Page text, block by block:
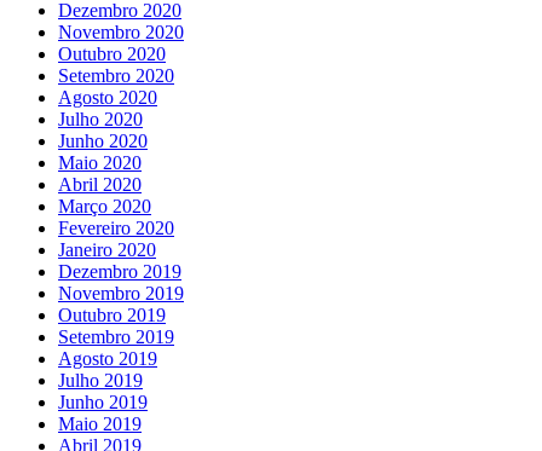
Dezembro 2020
Novembro 2020
Outubro 2020
Setembro 2020
Agosto 2020
Julho 2020
Junho 2020
Maio 2020
Abril 2020
Março 2020
Fevereiro 2020
Janeiro 2020
Dezembro 2019
Novembro 2019
Outubro 2019
Setembro 2019
Agosto 2019
Julho 2019
Junho 2019
Maio 2019
Abril 2019